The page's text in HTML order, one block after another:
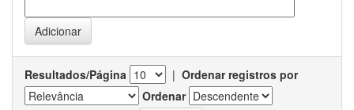
Resultados/Página | Ordenar registros por
Ordenar